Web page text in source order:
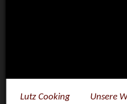
Lutz Cooking Unsere